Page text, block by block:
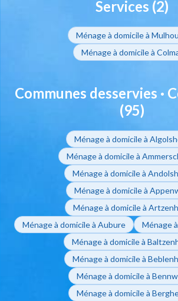
Services (2)
Ménage à domicile à
Ménage à domicile à
Communes desservies ·
(95)
Ménage à domicile à
Ménage à domicile à
Ménage à domicile à
Ménage à domicile à
Ménage à domicile à
Ménage à domicile à Aubure
Ménage
Ménage à domicile à
Ménage à domicile à
Ménage à domicile à
Ménage à domicile à